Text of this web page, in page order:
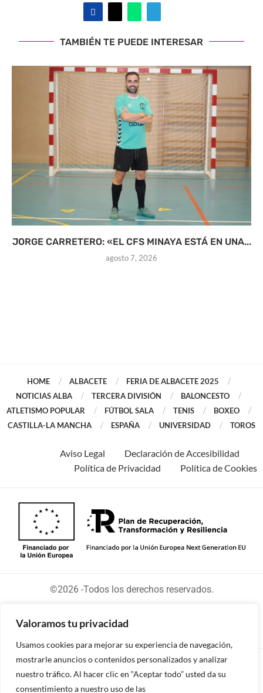
Valoramos tu privacidad
Usamos cookies para mejorar su experiencia de navegación,
mostrarle anuncios o contenidos personalizados y analizar
nuestro tráfico. Al hacer clic en “Aceptar todo” usted da su
consentimiento a nuestro uso de las
TAMBIÉN TE PUEDE INTERESAR
JORGE CARRETERO: «EL CFS MINAYA ESTÁ EN UNA...
agosto 7, 2026
HOME ALBACETE
FERIA DE ALBACETE 2025
NOTICIAS ALBA
TERCERA DIVISIÓN
BALONCESTO
ATLETISMO POPULAR
FÚTBOL SALA TENIS
BOXEO
CASTILLA-LA MANCHA
ESPAÑA UNIVERSIDAD TOROS
Aviso Legal
Declaración de Accesibilidad
Política de Privacidad
Política de Cookies
©2026 -Todos los derechos reservados.
Diseñado y desarrollado por tu equipo Imedia
Comunicación